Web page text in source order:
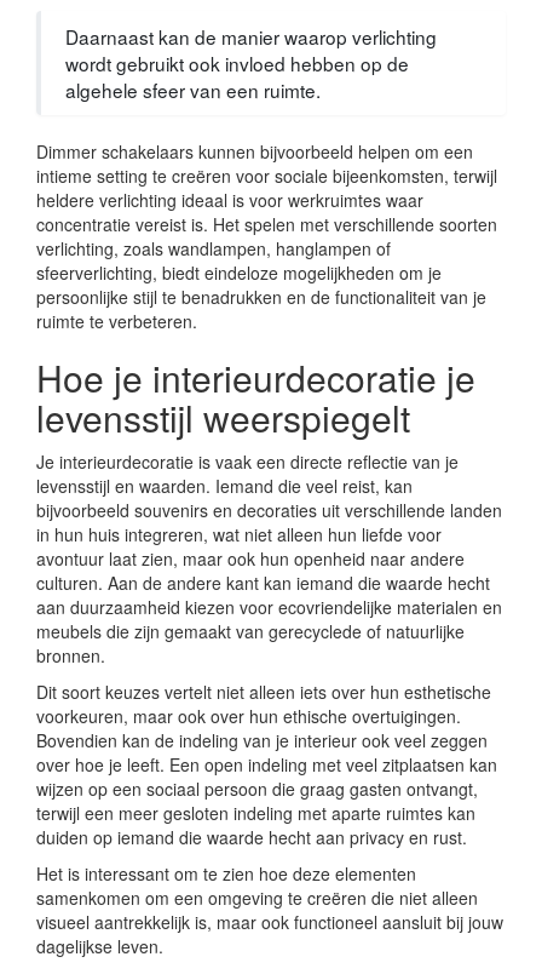
Daarnaast kan de manier waarop verlichting
wordt gebruikt ook invloed hebben op de
algehele sfeer van een ruimte.
Dimmer schakelaars kunnen bijvoorbeeld helpen om een
intieme setting te creëren voor sociale bijeenkomsten, terwijl
heldere verlichting ideaal is voor werkruimtes waar
concentratie vereist is. Het spelen met verschillende soorten
verlichting, zoals wandlampen, hanglampen of
sfeerverlichting, biedt eindeloze mogelijkheden om je
persoonlijke stijl te benadrukken en de functionaliteit van je
ruimte te verbeteren.
Hoe je interieurdecoratie je
levensstijl weerspiegelt
Je interieurdecoratie is vaak een directe reflectie van je
levensstijl en waarden. Iemand die veel reist, kan
bijvoorbeeld souvenirs en decoraties uit verschillende landen
in hun huis integreren, wat niet alleen hun liefde voor
avontuur laat zien, maar ook hun openheid naar andere
culturen. Aan de andere kant kan iemand die waarde hecht
aan duurzaamheid kiezen voor ecovriendelijke materialen en
meubels die zijn gemaakt van gerecyclede of natuurlijke
bronnen.
Dit soort keuzes vertelt niet alleen iets over hun esthetische
voorkeuren, maar ook over hun ethische overtuigingen.
Bovendien kan de indeling van je interieur ook veel zeggen
over hoe je leeft. Een open indeling met veel zitplaatsen kan
wijzen op een sociaal persoon die graag gasten ontvangt,
terwijl een meer gesloten indeling met aparte ruimtes kan
duiden op iemand die waarde hecht aan privacy en rust.
Het is interessant om te zien hoe deze elementen
samenkomen om een omgeving te creëren die niet alleen
visueel aantrekkelijk is, maar ook functioneel aansluit bij jouw
dagelijkse leven.